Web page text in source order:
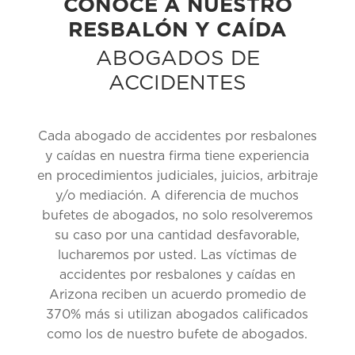
RESBALÓN Y CAÍDA
ABOGADOS DE
ACCIDENTES
Cada abogado de accidentes por resbalones
y caídas en nuestra firma tiene experiencia
en procedimientos judiciales, juicios, arbitraje
y/o mediación. A diferencia de muchos
bufetes de abogados, no solo resolveremos
su caso por una cantidad desfavorable,
lucharemos por usted. Las víctimas de
accidentes por resbalones y caídas en
Arizona reciben un acuerdo promedio de
370% más si utilizan abogados calificados
como los de nuestro bufete de abogados.